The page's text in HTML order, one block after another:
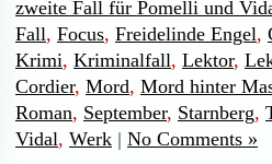
zweite Fall für Pomelli und
Fall, Focus, Freidelinde Engel,
Krimi, Kriminalfall, Lektor,
Cordier, Mord, Mord hinter
Roman, September, Starnberg,
Vidal, Werk | No Comments »